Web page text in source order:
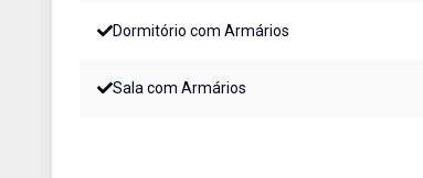
Dormitório com Armários
Sala com Armários